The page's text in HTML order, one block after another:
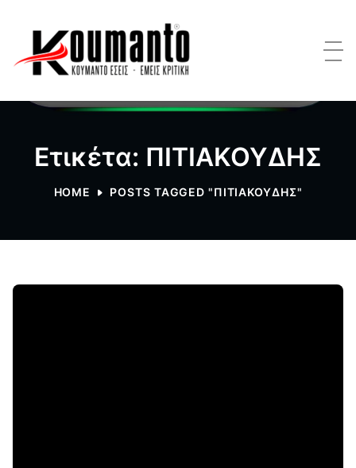
Ετικέτα: ΠΙΤΙΑΚΟΥΔΗΣ
HOME POSTS TAGGED "ΠΙΤΙΑΚΟΥΔΗΣ"